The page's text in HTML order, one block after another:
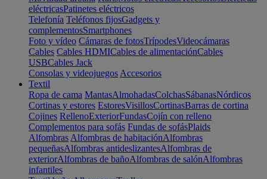
eléctricasPatinetes eléctricos
Telefonía Teléfonos fijosGadgets y
complementosSmartphones
Foto y vídeo Cámaras de fotosTrípodesVideocámaras
Cables Cables HDMICables de alimentaciónCables
USBCables Jack
Consolas y videojuegos Accesorios
Textil
Ropa de cama MantasAlmohadasColchasSábanasNórdicos
Cortinas y estores EstoresVisillosCortinasBarras de cortina
Cojines RellenoExteriorFundasCojín con relleno
Complementos para sofás Fundas de sofásPlaids
Alfombras Alfombras de habitaciónAlfombras
pequeñasAlfombras antideslizantesAlfombras de
exteriorAlfombras de bañoAlfombras de salónAlfombras
infantiles